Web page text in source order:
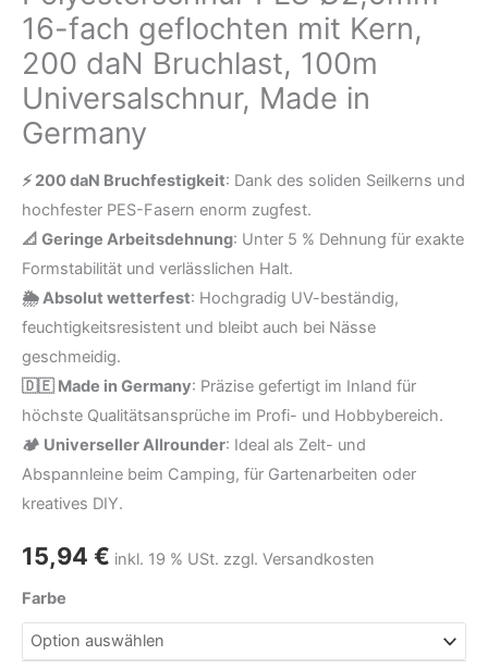
16-fach geflochten mit Kern,
200 daN Bruchlast, 100m
Universalschnur, Made in
Germany
⚡ 200 daN Bruchfestigkeit: Dank des soliden Seilkerns und
hochfester PES-Fasern enorm zugfest.
📐 Geringe Arbeitsdehnung: Unter 5 % Dehnung für exakte
Formstabilität und verlässlichen Halt.
🌦️ Absolut wetterfest: Hochgradig UV-beständig,
feuchtigkeitsresistent und bleibt auch bei Nässe
geschmeidig.
🇩🇪 Made in Germany: Präzise gefertigt im Inland für
höchste Qualitätsansprüche im Profi- und Hobbybereich.
🏕️ Universeller Allrounder: Ideal als Zelt- und
Abspannleine beim Camping, für Gartenarbeiten oder
kreatives DIY.
15,94 € inkl. 19 % USt. zzgl. Versandkosten
Farbe
Menge